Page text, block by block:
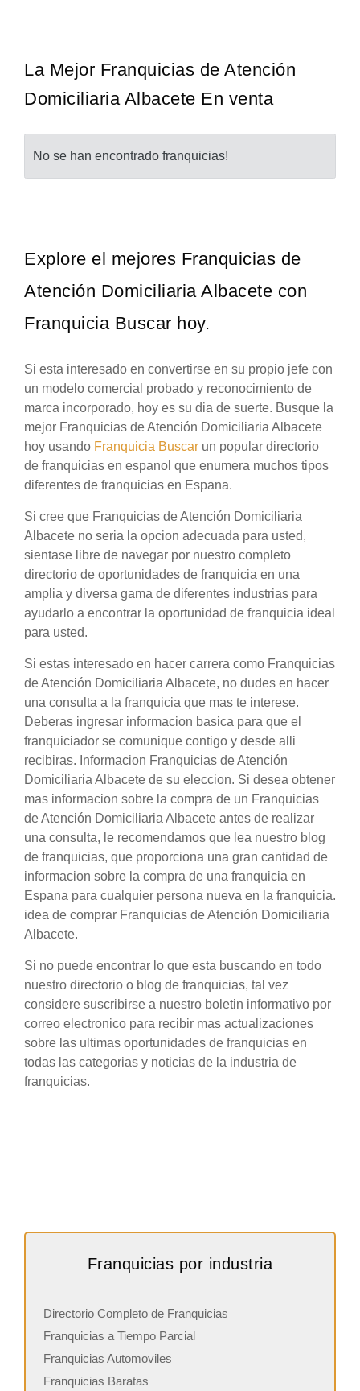
La Mejor Franquicias de Atención
Domiciliaria Albacete En venta
No se han encontrado franquicias!
Explore el mejores Franquicias de
Atención Domiciliaria Albacete con
Franquicia Buscar hoy.
Si esta interesado en convertirse en su propio jefe con
un modelo comercial probado y reconocimiento de
marca incorporado, hoy es su dia de suerte. Busque la
mejor Franquicias de Atención Domiciliaria Albacete
hoy usando Franquicia Buscar un popular directorio
de franquicias en espanol que enumera muchos tipos
diferentes de franquicias en Espana.
Si cree que Franquicias de Atención Domiciliaria
Albacete no seria la opcion adecuada para usted,
sientase libre de navegar por nuestro completo
directorio de oportunidades de franquicia en una
amplia y diversa gama de diferentes industrias para
ayudarlo a encontrar la oportunidad de franquicia ideal
para usted.
Si estas interesado en hacer carrera como Franquicias
de Atención Domiciliaria Albacete, no dudes en hacer
una consulta a la franquicia que mas te interese.
Deberas ingresar informacion basica para que el
franquiciador se comunique contigo y desde alli
recibiras. Informacion Franquicias de Atención
Domiciliaria Albacete de su eleccion. Si desea obtener
mas informacion sobre la compra de un Franquicias
de Atención Domiciliaria Albacete antes de realizar
una consulta, le recomendamos que lea nuestro blog
de franquicias, que proporciona una gran cantidad de
informacion sobre la compra de una franquicia en
Espana para cualquier persona nueva en la franquicia.
idea de comprar Franquicias de Atención Domiciliaria
Albacete.
Si no puede encontrar lo que esta buscando en todo
nuestro directorio o blog de franquicias, tal vez
considere suscribirse a nuestro boletin informativo por
correo electronico para recibir mas actualizaciones
sobre las ultimas oportunidades de franquicias en
todas las categorias y noticias de la industria de
franquicias.
Franquicias por industria
Directorio Completo de Franquicias
Franquicias a Tiempo Parcial
Franquicias Automoviles
Franquicias Baratas